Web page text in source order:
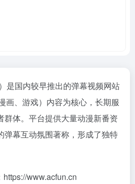
）是国内较早推出的弹幕视频网站
画、游戏）内容为核心，长期服
群体。平台提供大量动漫新番资
弹幕互动氛围著称，形成了独特
www.acfun.cn